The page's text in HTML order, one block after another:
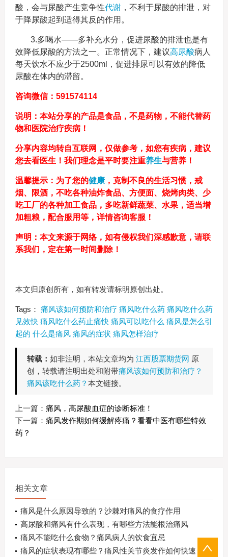
酸，会与尿酸产生竞争性代谢，不利于尿酸的排泄，对
于降尿酸起到适得其反的作用。
3.多喝水——多补充水分，促进尿酸的排泄也是有
效降低尿酸的方法之一。正常情况下，建议高尿酸病人
每天饮水不应少于2500ml，促进排尿可以有效的降低
尿酸在体内的滞留。
咨询微信：591574114
说明：本站分享的产品是食品，不是药物，不能代替药
物和医院治疗疾病！
分享内容均转自互联网，仅做参考，如您有疾病，建议
您去看医生！我们理念是平时要注重养生与营养！
温馨提示：为了您的健康，克制不良的生活习惯，戒
烟、限酒，不吃各种油炸食品、方便面、烧烤肉类、少
吃工厂的各种加工食品，多吃新鲜蔬菜、水果，适当增
加粗粮，配合服用等，详情咨询客服！
声明：本文来源于网络，如有侵权我们深感歉意，请联
系我们，定在第一时间删除！
本文归原创所有，如有转发请标明原创出处。
Tags： 痛风该如何预防和治疗 痛风吃什么药 痛风吃什么药
见效快 痛风吃什么药止痛快 痛风可以吃什么 痛风是怎么引
起的 什么是痛风 痛风的症状 痛风怎样治疗
转载： 如非注明，本站文章均为 江西股票期货网 原
创，转载请注明出处和附带痛风该如何预防和治疗？
痛风该吃什么药？ 本文链接。
上一篇： 痛风，高尿酸血症的诊断标准！
下一篇： 痛风发作期如何缓解疼痛？看看中医有哪些特效
药？
相关文章
痛风是什么原因导致的？沙棘对痛风的食疗作用
高尿酸和痛风有什么表现，有哪些方法能根治痛风
痛风不能吃什么食物？痛风病人的饮食宜忌
痛风的症状表现有哪些？痛风性关节炎发作如何快速